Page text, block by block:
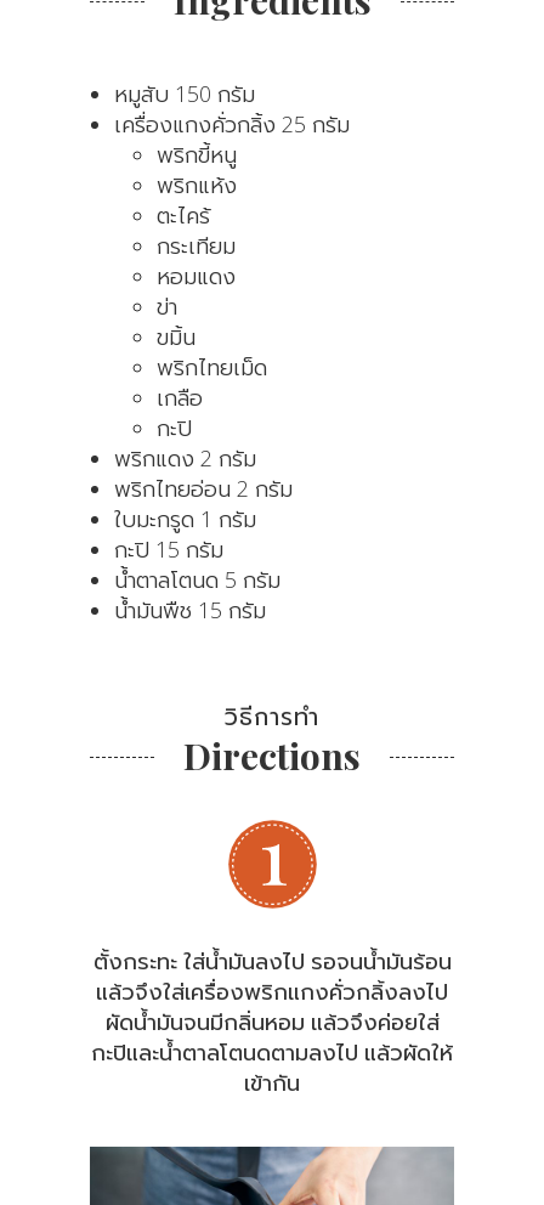
หมูสับ 150 กรัม
เครื่องแกงคั่วกลิ้ง 25 กรัม
พริกขี้หนู
พริกแห้ง
ตะไคร้
กระเทียม
หอมแดง
ข่า
ขมิ้น
พริกไทยเม็ด
เกลือ
กะปิ
พริกแดง 2 กรัม
พริกไทยอ่อน 2 กรัม
ใบมะกรูด 1 กรัม
กะปิ 15 กรัม
น้ำตาลโตนด 5 กรัม
น้ำมันพืช 15 กรัม
วิธีการทำ
Directions
ตั้งกระทะ ใส่น้ำมันลงไป รอจนน้ำมันร้อน
แล้วจึงใส่เครื่องพริกแกงคั่วกลิ้งลงไป
ผัดน้ำมันจนมีกลิ่นหอม แล้วจึงค่อยใส่
กะปิและน้ำตาลโตนดตามลงไป แล้วผัดให้
เข้ากัน